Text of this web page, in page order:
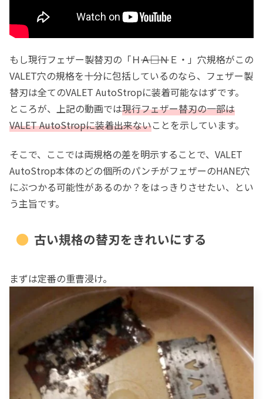
もし現行フェザー製替刃の「ＨＡ□ＮＥ・」穴規格がこの
VALET穴の規格を十分に包括しているのなら、フェザー製
替刃は全てのVALET AutoStropに装着可能なはずです。
ところが、上記の動画では現行フェザー替刃の一部は
VALET AutoStropに装着出来ないことを示しています。
そこで、ここでは両規格の差を明示することで、VALET
AutoStrop本体のどの個所のパンチがフェザーのHANE穴
にぶつかる可能性があるのか？をはっきりさせたい、とい
う主旨です。
古い規格の替刃をきれいにする
まずは定番の重曹浸け。